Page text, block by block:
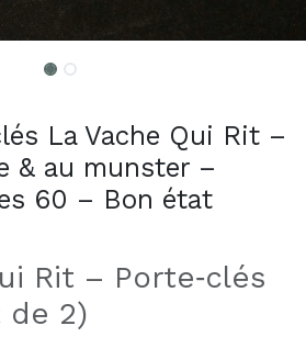
La Vache Qui Rit –
& au munster –
60 – Bon état
Rit – Porte‑clés
de 2)